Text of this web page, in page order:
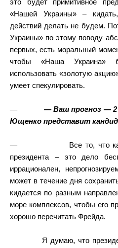
это будет примитивное
«Нашей Украины» –
действий делать не будем.
Украины» по этому поводу
первых, есть моральный
чтобы «Наша Украина»
использовать «золотую
умеет спекулировать.
—
— Ваш прогноз — 2
Ющенко представит
—
Все то, что
президента – это дело
иррационален,
может в течение дня
кидается по разным
море комплексов, чтобы его
хорошо перечитать Фрейда.
Я думаю, что